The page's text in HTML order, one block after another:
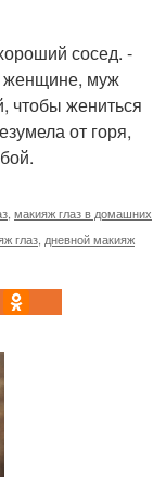
сосед. -
женщине, муж
чтобы жениться
от горя,
макияж глаз в домашних
глаз дневной макияж